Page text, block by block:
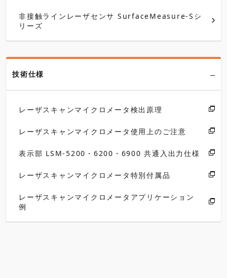
非接触ラインレーザセンサ SurfaceMeasure-Sシ
リーズ
技術仕様
レーザスキャンマイクロメータ検出原理
レーザスキャンマイクロメータ使用上のご注意
表示部 LSM-5200・6200・6900 共通入出力仕様
レーザスキャンマイクロメータ特別付属品
レーザスキャンマイクロメータアプリケーション
例